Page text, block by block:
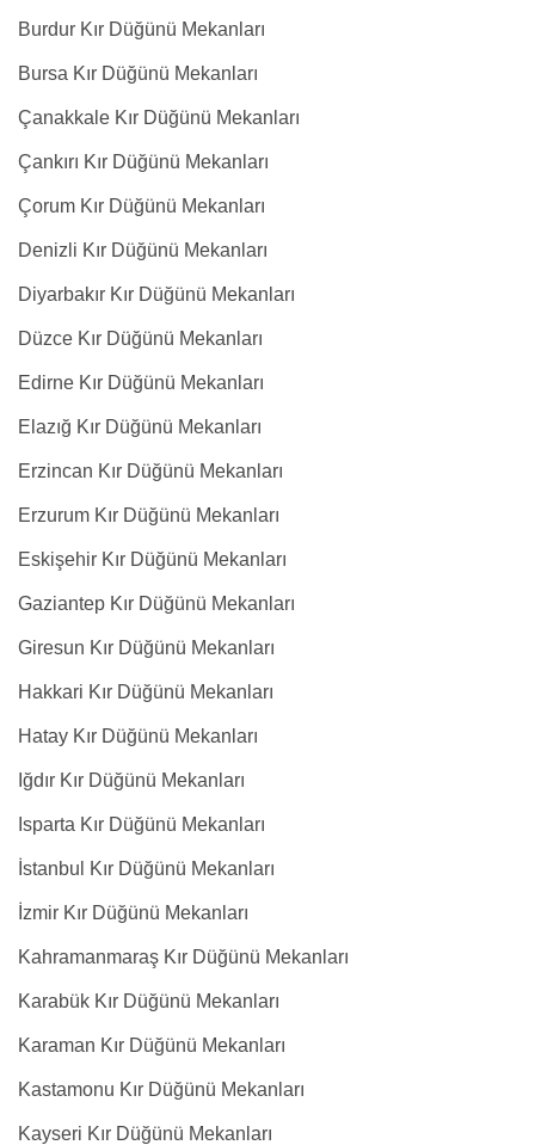
Burdur Kır Düğünü Mekanları
Bursa Kır Düğünü Mekanları
Çanakkale Kır Düğünü Mekanları
Çankırı Kır Düğünü Mekanları
Çorum Kır Düğünü Mekanları
Denizli Kır Düğünü Mekanları
Diyarbakır Kır Düğünü Mekanları
Düzce Kır Düğünü Mekanları
Edirne Kır Düğünü Mekanları
Elazığ Kır Düğünü Mekanları
Erzincan Kır Düğünü Mekanları
Erzurum Kır Düğünü Mekanları
Eskişehir Kır Düğünü Mekanları
Gaziantep Kır Düğünü Mekanları
Giresun Kır Düğünü Mekanları
Hakkari Kır Düğünü Mekanları
Hatay Kır Düğünü Mekanları
Iğdır Kır Düğünü Mekanları
Isparta Kır Düğünü Mekanları
İstanbul Kır Düğünü Mekanları
İzmir Kır Düğünü Mekanları
Kahramanmaraş Kır Düğünü Mekanları
Karabük Kır Düğünü Mekanları
Karaman Kır Düğünü Mekanları
Kastamonu Kır Düğünü Mekanları
Kayseri Kır Düğünü Mekanları